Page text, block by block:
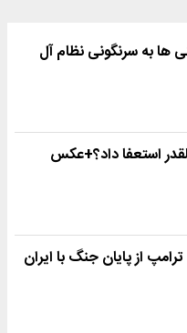
ها به سرنگونی نظام آل
استعفا داد؟+عکس
از پایان جنگ با ایران